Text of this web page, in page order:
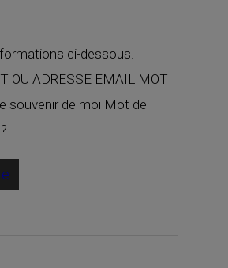
ci-dessous.
OU ADRESSE EMAIL MOT
souvenir de moi Mot de